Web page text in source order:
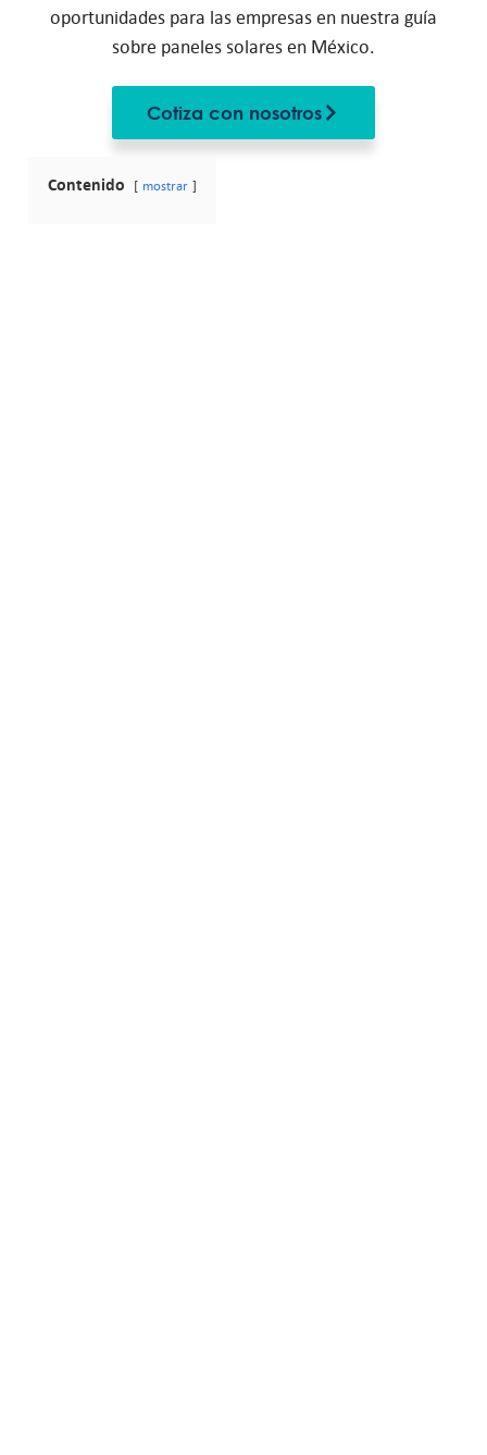
oportunidades para las empresas en nuestra guía
sobre paneles solares en México.
Cotiza con nosotros
Contenido mostrar